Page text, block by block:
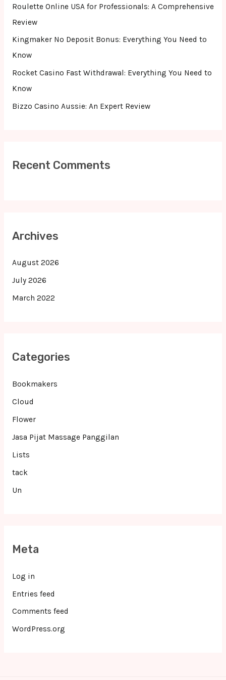
Roulette Online USA for Professionals: A Comprehensive
Review
Kingmaker No Deposit Bonus: Everything You Need to
Know
Rocket Casino Fast Withdrawal: Everything You Need to
Know
Bizzo Casino Aussie: An Expert Review
Recent Comments
Archives
August 2026
July 2026
March 2022
Categories
Bookmakers
Cloud
Flower
Jasa Pijat Massage Panggilan
Lists
tack
Un
Meta
Log in
Entries feed
Comments feed
WordPress.org